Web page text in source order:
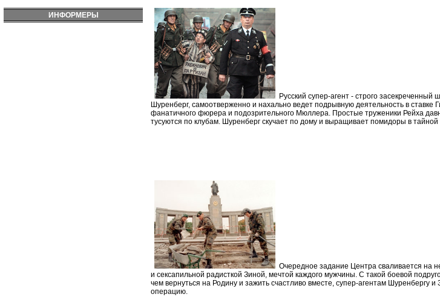
ИНФОРМЕРЫ
Русский супер-агент - строго
Шуренберг, самоотверженно и нахально ведет подрывную деятельность в ставке
фанатичного фюрера и подозрительного Мюллера. Простые труженики Рейха
тусуются по клубам. Шуренберг скучает по дому и выращивает помидоры в
Очередное задание Центра сваливается на
и сексапильной радисткой Зиной, мечтой каждого мужчины. С такой боевой
чем вернуться на Родину и зажить счастливо вместе, супер-агентам Шуренбергу
операцию.